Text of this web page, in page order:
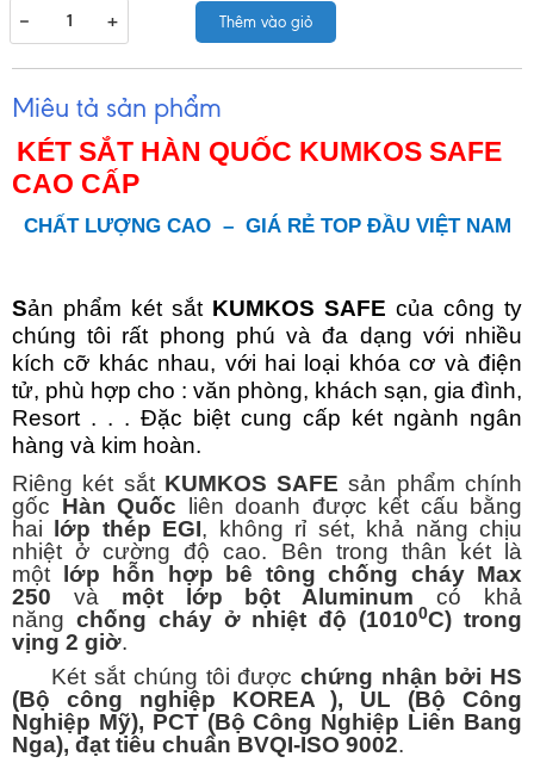
−
+ Thêm vào giỏ
Miêu tả sản phẩm
KÉT SẮT HÀN QUỐC KUMKOS SAFE
CAO CẤP
CHẤT LƯỢNG CAO – GIÁ RẺ TOP ĐẦU VIỆT NAM
Sản phẩm két sắt KUMKOS SAFE của công ty
chúng tôi rất phong phú và đa dạng với nhiều
kích cỡ khác nhau, với hai loại khóa cơ và điện
tử, phù hợp cho : văn phòng, khách sạn, gia đình,
Resort . . . Đặc biệt cung cấp két ngành ngân
hàng và kim hoàn.
Riêng két sắt KUMKOS SAFE sản phẩm chính
gốc Hàn Quốc liên doanh được kết cấu bằng
hai
lớp thép EGI, không rỉ sét, khả năng chịu
nhiệt ở cường độ cao. Bên trong thân két là
một
lớp hỗn hợp bê tông chống cháy Max
250 và một lớp bột Aluminum có khả
năng chống cháy ở nhiệt độ (10100C) trong
vịng 2 giờ.
Két sắt chúng tôi được chứng nhận bởi HS
(Bộ công nghiệp KOREA ), UL (Bộ Công
Nghiệp Mỹ), PCT (Bộ Công Nghiệp Liên Bang
Nga), đạt tiêu chuẩn BVQI-ISO 9002.